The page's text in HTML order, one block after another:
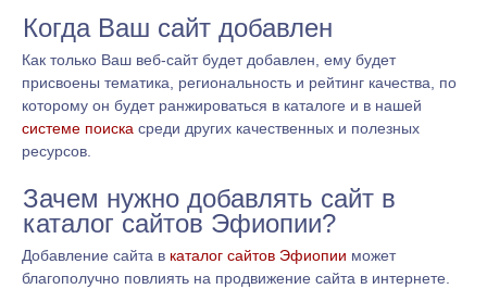
Когда Ваш сайт добавлен
Как только Ваш веб-сайт будет добавлен, ему будет
присвоены тематика, региональность и рейтинг качества, по
которому он будет ранжироваться в каталоге и в нашей
системе поиска среди других качественных и полезных
ресурсов.
Зачем нужно добавлять сайт в
каталог сайтов Эфиопии?
Добавление сайта в каталог сайтов Эфиопии может
благополучно повлиять на продвижение сайта в интернете.